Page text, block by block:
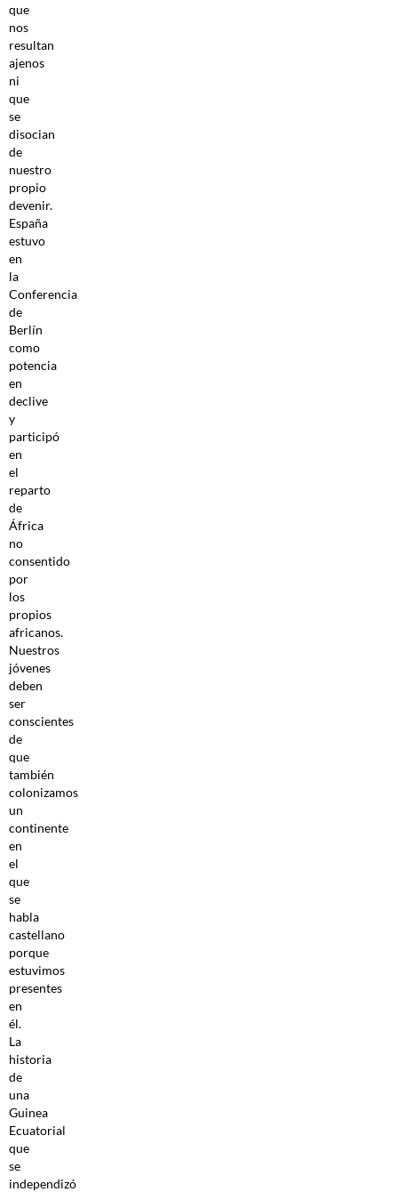
que
nos
resultan
ajenos
ni
que
se
disocian
de
nuestro
propio
devenir.
España
estuvo
en
la
Conferencia
de
Berlín
como
potencia
en
declive
y
participó
en
el
reparto
de
África
no
consentido
por
los
propios
africanos.
Nuestros
jóvenes
deben
ser
conscientes
de
que
también
colonizamos
un
continente
en
el
que
se
habla
castellano
porque
estuvimos
presentes
en
él.
La
historia
de
una
Guinea
Ecuatorial
que
se
independizó